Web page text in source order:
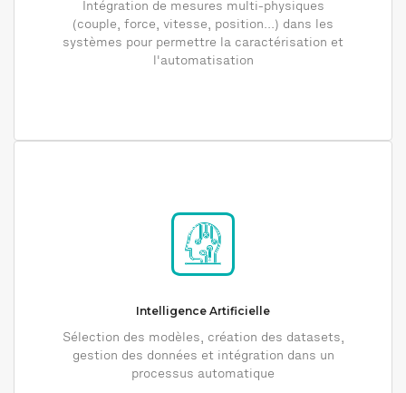
Intégration de mesures multi-physiques
(couple, force, vitesse, position...) dans les
systèmes pour permettre la caractérisation et
l'automatisation
Intelligence Artificielle
Sélection des modèles, création des datasets,
gestion des données et intégration dans un
processus automatique